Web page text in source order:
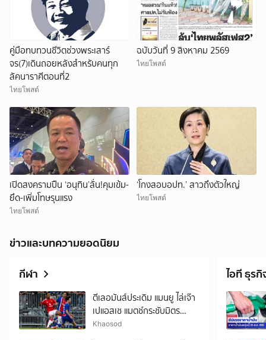
คู่มือทบทวนชีวิตช่วงพระเสาร์
จร(7)เดินถอยหลังสำหรับคนทุก
ลัคนาราศีตอนที่2
ไทยโพสต์
ฉบับวันที่ 9 สิงหาคม 2569
ไทยโพสต์
เปิดสงครามปืน ‘อนุทิน’ลั่น!คุมเข้ม-
ยึด-เพิ่มโทษรุนแรง
ไทยโพสต์
‘โกงสอบอปท.’ สาวถึงตัวใหญ่
ไทยโพสต์
ข่าวและบทความยอดนิยม
กีฬา
ตีเลอมันส์ประเดิม แมนยู ไล่เจ๊า
เปแอสเช แมตช์กระชับมิตร
สโมสร
Khaosod
ไอที ธุรกิ